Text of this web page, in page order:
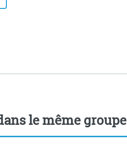
le même groupe